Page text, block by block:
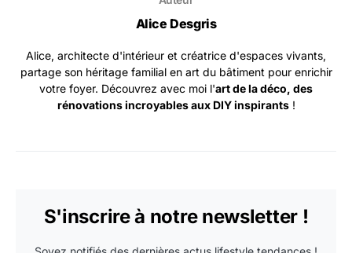
Alice Desgris
Alice, architecte d'intérieur et créatrice d'espaces vivants,
partage son héritage familial en art du bâtiment pour enrichir
votre foyer. Découvrez avec moi l'art de la déco, des
rénovations incroyables aux DIY inspirants!
S'inscrire à notre newsletter !